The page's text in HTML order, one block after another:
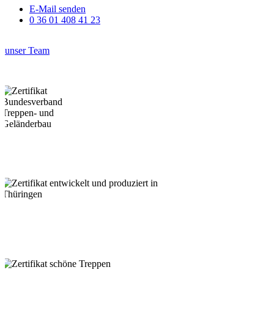
E-Mail senden
0 36 01 408 41 23
unser Team